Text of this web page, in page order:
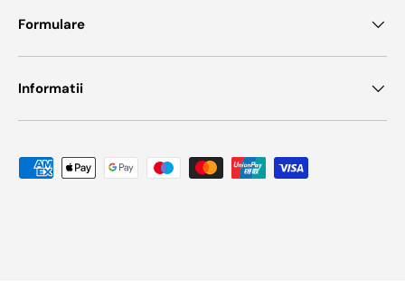
Formulare
Informatii
Metode de plata acceptate